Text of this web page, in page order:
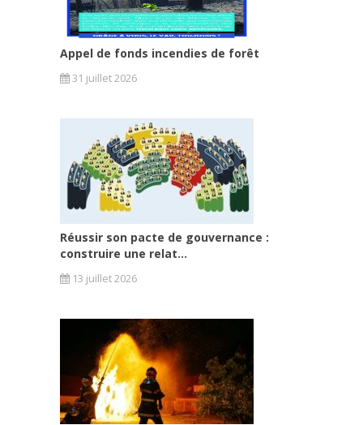
Appel de fonds incendies de forêt
31 juillet 2026
Réussir son pacte de gouvernance :
construire une relat...
13 juillet 2026